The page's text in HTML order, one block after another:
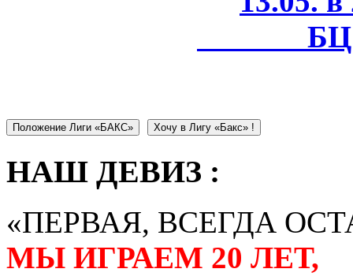
БЦ
Положение Лиги «БАКС» Хочу в Лигу «Бакс» !
НАШ ДЕВИЗ :
«ПЕРВАЯ, ВСЕГДА
МЫ ИГРАЕМ 20 ЛЕТ,